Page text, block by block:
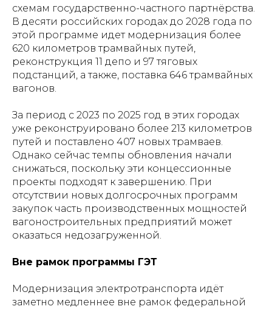
схемам государственно-частного партнёрства.
В десяти российских городах до 2028 года по
этой программе идет модернизация более
620 километров трамвайных путей,
реконструкция 11 депо и 97 тяговых
подстанций, а также, поставка 646 трамвайных
вагонов.
За период с 2023 по 2025 год в этих городах
уже реконструировано более 213 километров
путей и поставлено 407 новых трамваев.
Однако сейчас темпы обновления начали
снижаться, поскольку эти концессионные
проекты подходят к завершению. При
отсутствии новых долгосрочных программ
закупок часть производственных мощностей
вагоностроительных предприятий может
оказаться недозагруженной.
Вне рамок программы ГЭТ
Модернизация электротранспорта идёт
заметно медленнее вне рамок федеральной